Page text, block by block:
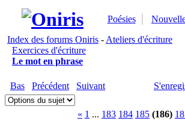
Poésies
Index des forums Oniris - Ateliers d'écriture
Exercices d'écriture
Le mot en phrase
Bas Précédent Suivant
« 1 ... 183 184 185 (186)